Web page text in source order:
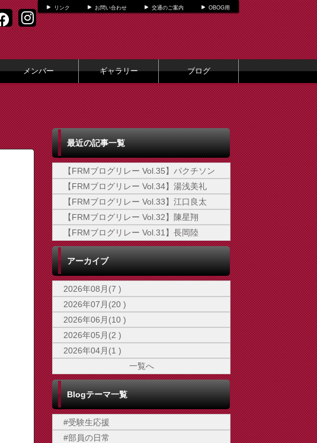
リンク お問い合わせ 交通のご案内 OBOG用
メンバー ギャラリー ブログ
最近の記事一覧
【FRMブログリレー Vol.35】パクチソン
【FRMブログリレー Vol.34】湯浅美礼
【FRMブログリレー Vol.33】江口良太
【FRMブログリレー Vol.32】陳星翔
【FRMブログリレー Vol.31】長岡陸
アーカイブ
2026年08月(7 )
2026年07月(20 )
2026年06月(10 )
2026年05月(2 )
2026年04月(1 )
一覧へ
Blogテーマ一覧
#受験生応援
#部員の日常